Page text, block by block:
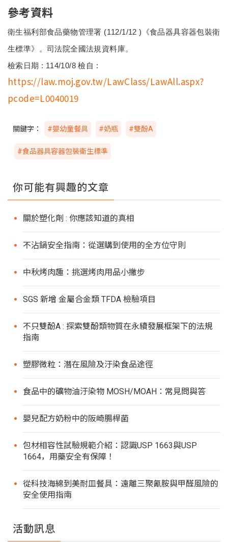
參考資料
衛生福利部食品藥物管理署 (112/1/12 ) 《食品器具容器包裝衛
生標準》。司法院全國法規資料庫。
檢索日期 : 114/10/8檢自 :
https://law.moj.gov.tw/LawClass/LawAll.aspx?
pcode=L0040019
關鍵字： #嬰幼童餐具 #奶瓶 #雙酚A
#食品器具容器包裝衛生標準
你可能有興趣的文章
關於塑化劑 : 你應該知道的真相
不沾鍋安全指南：從選購到使用的全方位守則
中秋烤肉趣：挑選烤肉用品小撇步
SGS 新增 金屬合金類 TFDA 檢驗項目
不只雙酚A : 探索雙酚類物質在永續發展框架下的法規
指南
塑膠微粒：潛在風險及汙染食品途徑
食品中的礦物油汙染物 MOSH/MOAH：常見問與答
嬰兒配方奶粉中的阪崎腸桿菌
包材相容性試驗規範介紹：認識USP 1663與USP
1664，用藥安全有保障！
從科技海綿到美耐皿餐具：遠離三聚氰胺與甲醛風險的
安全使用指南
活動訊息